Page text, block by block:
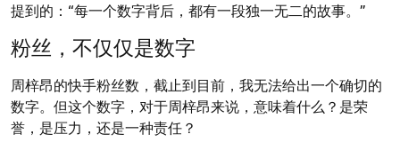
提到的：“每一个数字背后，都有一段独一无二的故事。”
粉丝，不仅仅是数字
周梓昂的快手粉丝数，截止到目前，我无法给出一个确切的
数字。但这个数字，对于周梓昂来说，意味着什么？是荣
誉，是压力，还是一种责任？